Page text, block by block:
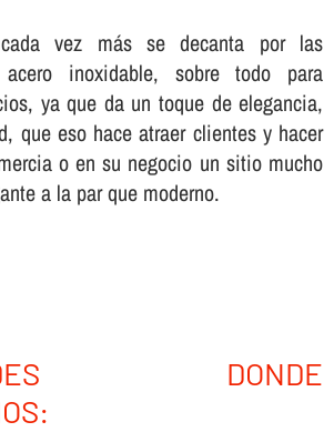
vez más se decanta por las
inoxidable, sobre todo para
ya que da un toque de elegancia,
que eso hace atraer clientes y hacer
o en su negocio un sitio mucho
a la par que moderno.
DONDE